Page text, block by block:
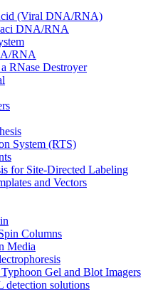
(Viral DNA/RNA)
DNA/RNA
RNA
RNase Destroyer
System (RTS)
for Site-Directed Labeling
and Vectors
Columns
Media
Gel and Blot Imagers
detection solutions